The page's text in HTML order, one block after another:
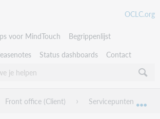
OCLC.org
voor MindTouch
Begrippenlijst
Status dashboards Contact
van globale hiërarchie
Front office (Client) Servicepunten en